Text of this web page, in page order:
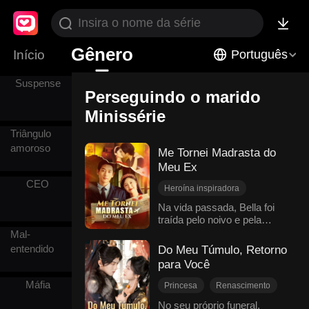
Início Gênero Português
Realidade
Suspense
Triângulo
amoroso
CEO
Mal-
entendido
Máfia
Perseguindo o marido
Minissérie
Me Tornei Madrasta do
Meu Ex
Heroína inspiradora
Diferença de idade
Renascimento
Retorno chocante
Perseguindo o marido
Amor em tempos passados
Na vida passada, Bella foi
traída pelo noivo e pela
e sofreu diversas injustiças.
Por fim, um acidente médico
levou à morte dela, do noivo
e da meia-irmã. Ao
Do Meu Túmulo, Retorno
para Você
Princesa
Renascimento
Perseguindo o marido
No seu próprio funeral,